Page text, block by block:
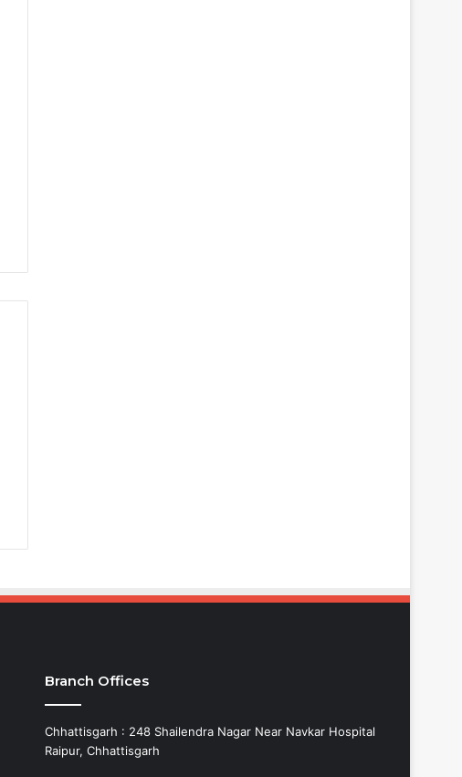
Branch Offices
Chhattisgarh : 248 Shailendra Nagar Near Navkar Hospital
Raipur, Chhattisgarh